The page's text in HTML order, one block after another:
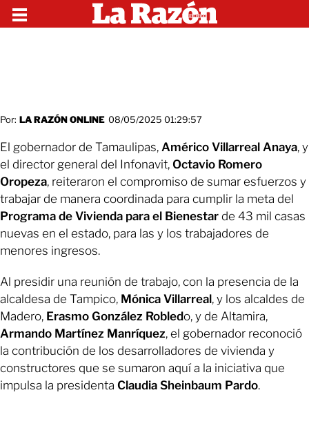
Por: LA RAZÓN ONLINE 08/05/2025 01:29:57
El gobernador de Tamaulipas, Américo Villarreal Anaya, y
el director general del Infonavit, Octavio Romero
Oropeza, reiteraron el compromiso de sumar esfuerzos y
trabajar de manera coordinada para cumplir la meta del
Programa de Vivienda para el Bienestar de 43 mil casas
nuevas en el estado, para las y los trabajadores de
menores ingresos.
Al presidir una reunión de trabajo, con la presencia de la
alcaldesa de Tampico, Mónica Villarreal, y los alcaldes de
Madero, Erasmo González Robledo, y de Altamira,
Armando Martínez Manríquez, el gobernador reconoció
la contribución de los desarrolladores de vivienda y
constructores que se sumaron aquí a la iniciativa que
impulsa la presidenta Claudia Sheinbaum Pardo.